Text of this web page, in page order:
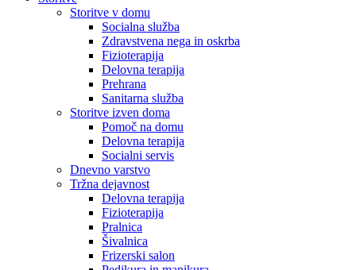
Storitve v domu
Socialna služba
Zdravstvena nega in oskrba
Fizioterapija
Delovna terapija
Prehrana
Sanitarna služba
Storitve izven doma
Pomoč na domu
Delovna terapija
Socialni servis
Dnevno varstvo
Tržna dejavnost
Delovna terapija
Fizioterapija
Pralnica
Šivalnica
Frizerski salon